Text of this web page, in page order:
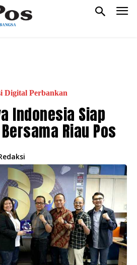
Digital Perbankan
Indonesia Siap
Riau Pos